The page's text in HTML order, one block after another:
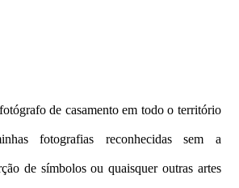
de casamento em todo o território
fotografias reconhecidas sem a
de símbolos ou quaisquer outras artes